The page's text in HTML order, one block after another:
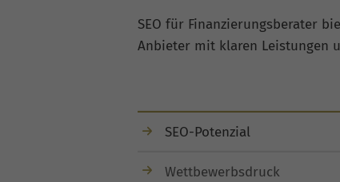
SEO für Finanzierungsberater
Anbieter mit klaren Leistungen
SEO-Potenzial
Wettbewerbsdruck